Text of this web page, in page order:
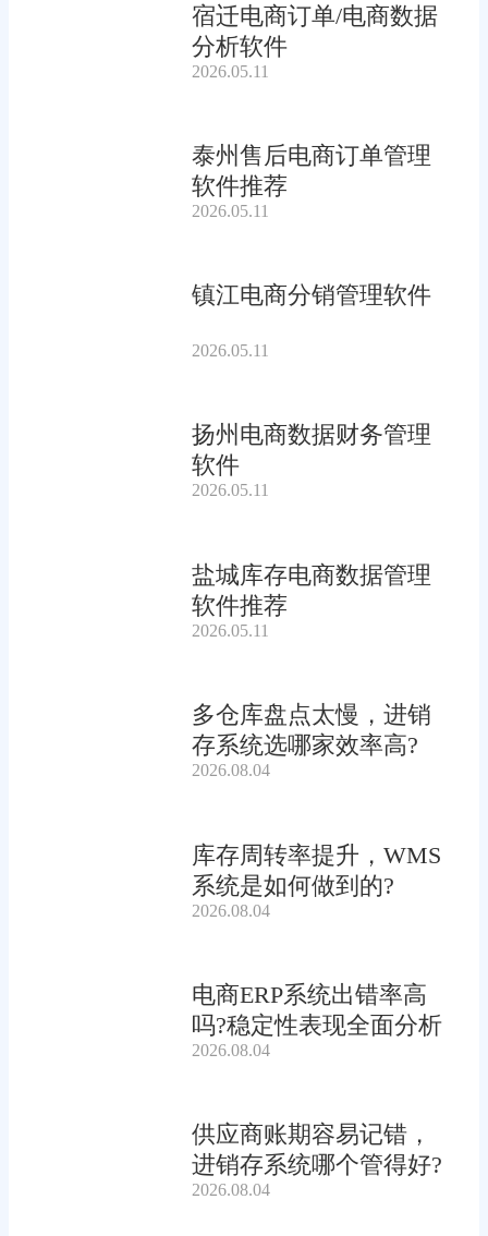
宿迁电商订单/电商数据
分析软件
2026.05.11
泰州售后电商订单管理
软件推荐
2026.05.11
镇江电商分销管理软件
2026.05.11
扬州电商数据财务管理
软件
2026.05.11
盐城库存电商数据管理
软件推荐
2026.05.11
多仓库盘点太慢，进销
存系统选哪家效率高?
2026.08.04
库存周转率提升，WMS
系统是如何做到的?
2026.08.04
电商ERP系统出错率高
吗?稳定性表现全面分析
2026.08.04
供应商账期容易记错，
进销存系统哪个管得好?
2026.08.04